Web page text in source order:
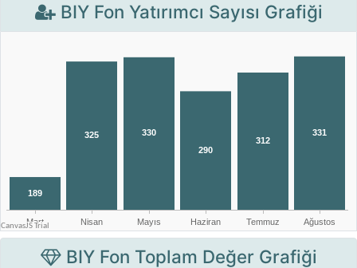
BIY Fon Yatırımcı Sayısı Grafiği
BIY Fon Toplam Değer Grafiği